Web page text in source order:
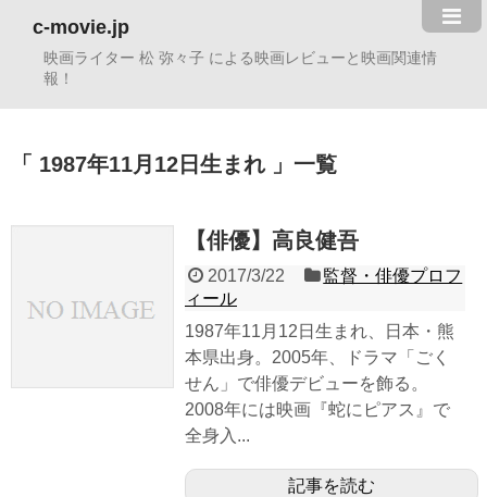
c-movie.jp
映画ライター 松 弥々子 による映画レビューと映画関連情
報！
1987年11月12日生まれ 一覧
【俳優】高良健吾
2017/3/22
監督・俳優プロフ
ィール
1987年11月12日生まれ、日本・熊
本県出身。2005年、ドラマ「ごく
せん」で俳優デビューを飾る。
2008年には映画『蛇にピアス』で
全身入...
記事を読む